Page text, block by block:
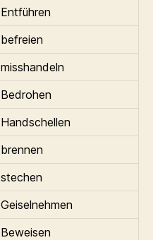
Entführen
befreien
misshandeln
Bedrohen
Handschellen
brennen
stechen
Geiselnehmen
Beweisen